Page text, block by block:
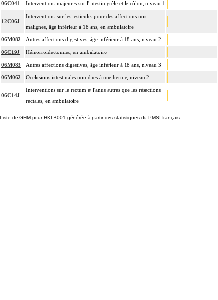
06C041 Interventions majeures sur l'intestin grêle et le côlon, niveau 1
12C06J
Interventions sur les testicules pour des affections non
malignes, âge inférieur à 18 ans, en ambulatoire
06M082 Autres affections digestives, âge inférieur à 18 ans, niveau 2
06C19J Hémorroïdectomies, en ambulatoire
06M083 Autres affections digestives, âge inférieur à 18 ans, niveau 3
06M062 Occlusions intestinales non dues à une hernie, niveau 2
06C14J
Interventions sur le rectum et l'anus autres que les résections
rectales, en ambulatoire
Liste de GHM pour HKLB001 générée à partir des statistiques du PMSI français